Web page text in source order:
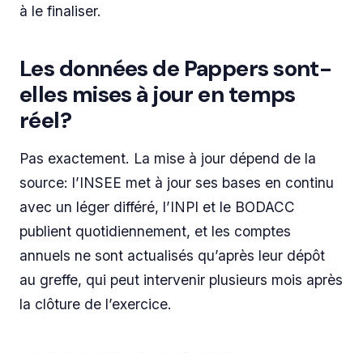
à le finaliser.
Les données de Pappers sont-
elles mises à jour en temps
réel?
Pas exactement. La mise à jour dépend de la
source: l’INSEE met à jour ses bases en continu
avec un léger différé, l’INPI et le BODACC
publient quotidiennement, et les comptes
annuels ne sont actualisés qu’après leur dépôt
au greffe, qui peut intervenir plusieurs mois après
la clôture de l’exercice.